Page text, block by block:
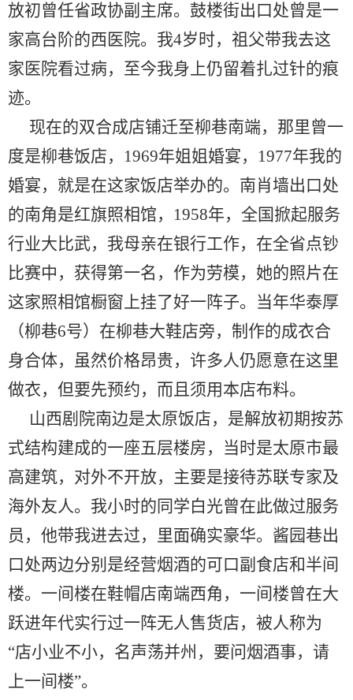
放初曾任省政协副主席。鼓楼街出口处曾是一
家高台阶的西医院。我4岁时，祖父带我去这
家医院看过病，至今我身上仍留着扎过针的痕
迹。
现在的双合成店铺迁至柳巷南端，那里曾一
度是柳巷饭店，1969年姐姐婚宴，1977年我的
婚宴，就是在这家饭店举办的。南肖墙出口处
的南角是红旗照相馆，1958年，全国掀起服务
行业大比武，我母亲在银行工作，在全省点钞
比赛中，获得第一名，作为劳模，她的照片在
这家照相馆橱窗上挂了好一阵子。当年华泰厚
（柳巷6号）在柳巷大鞋店旁，制作的成衣合
身合体，虽然价格昂贵，许多人仍愿意在这里
做衣，但要先预约，而且须用本店布料。
山西剧院南边是太原饭店，是解放初期按苏
式结构建成的一座五层楼房，当时是太原市最
高建筑，对外不开放，主要是接待苏联专家及
海外友人。我小时的同学白光曾在此做过服务
员，他带我进去过，里面确实豪华。酱园巷出
口处两边分别是经营烟酒的可口副食店和半间
楼。一间楼在鞋帽店南端西角，一间楼曾在大
跃进年代实行过一阵无人售货店，被人称为
“店小业不小，名声荡并州，要问烟酒事，请
上一间楼”。